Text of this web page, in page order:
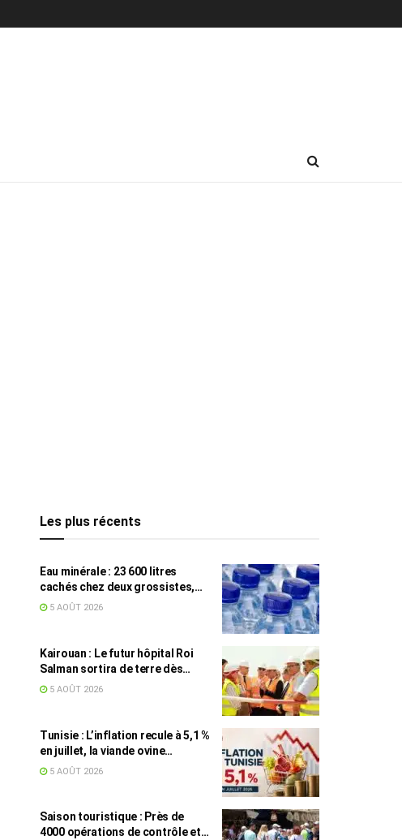
Les plus récents
Eau minérale : 23 600 litres
cachés chez deux grossistes,
les tensions persistent
5 AOÛT 2026
Kairouan : Le futur hôpital Roi
Salman sortira de terre dès
septembre
5 AOÛT 2026
Tunisie : L’inflation recule à 5,1 %
en juillet, la viande ovine
toujours en tête des hausses
5 AOÛT 2026
Saison touristique : Près de
4000 opérations de contrôle et